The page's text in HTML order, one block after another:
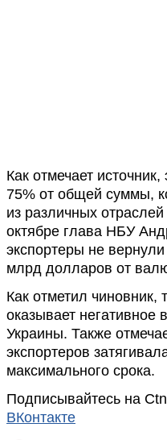
Как отмечает
75% от общей суммы,
из различных
октябре глава НБУ
экспортеры не
млрд долларов от
Как отметил чиновник,
оказывает негативное
Украины. Также
экспортеров
максимального срока.
Подписывайтесь на
ВКонтакте